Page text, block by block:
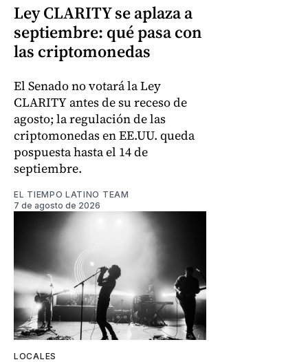
Ley CLARITY se aplaza a
septiembre: qué pasa con
las criptomonedas
El Senado no votará la Ley
CLARITY antes de su receso de
agosto; la regulación de las
criptomonedas en EE.UU. queda
pospuesta hasta el 14 de
septiembre.
EL TIEMPO LATINO TEAM
7 de agosto de 2026
LOCALES